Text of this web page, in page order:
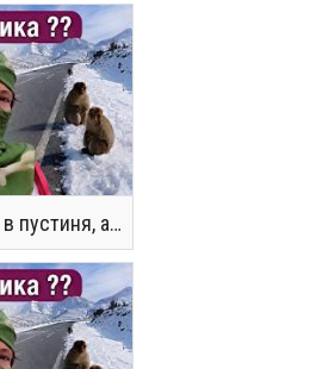
Мислех си, че отивам в пустиня, а се озовах в снега !! / Not the Morocco You Know